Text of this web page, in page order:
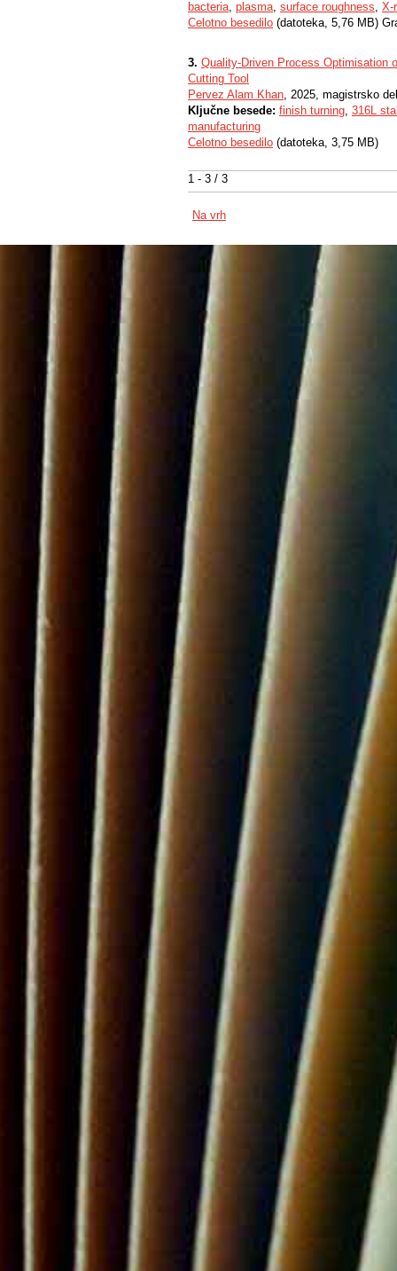
1 - 3 / 3
bacteria, plasma, surface roughness, X-
Celotno besedilo (datoteka, 5,76 MB)
3. Quality-Driven Process Optimisation
Cutting Tool
Pervez Alam Khan, 2025, magistrsko
Ključne besede: finish turning, 316L
manufacturing
Celotno besedilo (datoteka, 3,75 MB)
Na vrh